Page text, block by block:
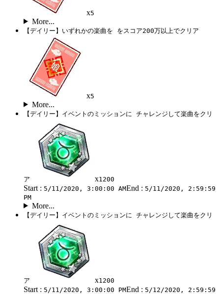
x5
More...
【デイリー】いずれかの楽曲を をスコア200万以上でクリア
x5
More...
【デイリー】イベントのミッションに チャレンジして楽曲をクリ
ア x1200
Start : 5/11/2020, 3:00:00 AMEnd : 5/11/2020, 2:59:59
PM
More...
【デイリー】イベントのミッションに チャレンジして楽曲をクリ
ア x1200
Start : 5/11/2020, 3:00:00 PMEnd : 5/12/2020, 2:59:59